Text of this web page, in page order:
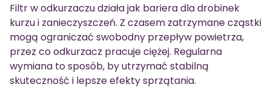
Filtr w odkurzaczu działa jak bariera dla drobinek
kurzu i zanieczyszczeń. Z czasem zatrzymane cząstki
mogą ograniczać swobodny przepływ powietrza,
przez co odkurzacz pracuje ciężej. Regularna
wymiana to sposób, by utrzymać stabilną
skuteczność i lepsze efekty sprzątania.